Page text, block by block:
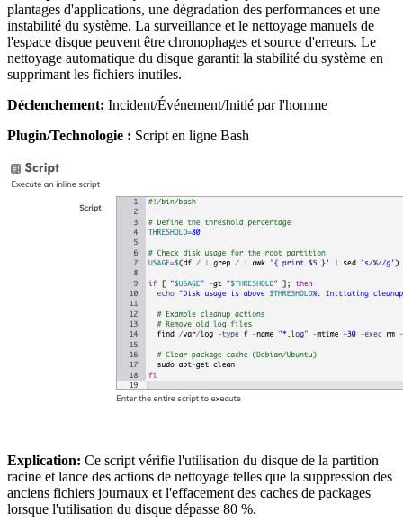
plantages d'applications, une dégradation des performances et une
instabilité du système. La surveillance et le nettoyage manuels de
l'espace disque peuvent être chronophages et source d'erreurs. Le
nettoyage automatique du disque garantit la stabilité du système en
supprimant les fichiers inutiles.
Déclenchement: Incident/Événement/Initié par l'homme
Plugin/Technologie : Script en ligne Bash
Explication: Ce script vérifie l'utilisation du disque de la partition
racine et lance des actions de nettoyage telles que la suppression des
anciens fichiers journaux et l'effacement des caches de packages
lorsque l'utilisation du disque dépasse 80 %.